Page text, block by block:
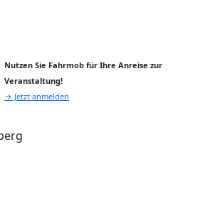
Nutzen Sie Fahrmob für Ihre Anreise zur
Veranstaltung!
→ Jetzt anmelden